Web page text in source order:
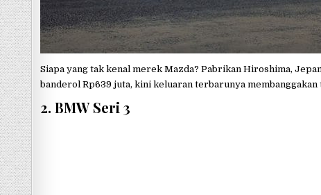
Siapa yang tak kenal merek Mazda? Pabrikan Hiroshima,
banderol Rp639 juta, kini keluaran terbarunya
2. BMW Seri 3